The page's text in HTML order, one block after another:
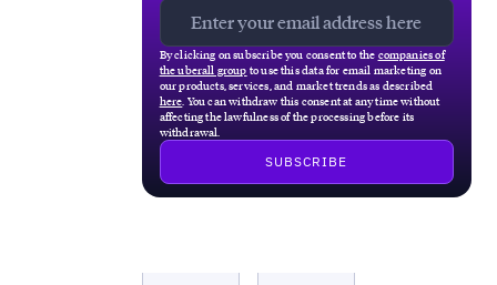
By clicking on subscribe you consent to the companies of
the uberall group to use this data for email marketing on
our products, services, and market trends as described
here . You can withdraw this consent at any time without
affecting the lawfulness of the processing before its
withdrawal.